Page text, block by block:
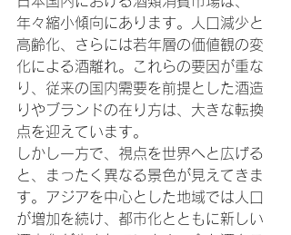
年々縮小傾向にあります。人口減少と
高齢化、さらには若年層の価値観の変
化による酒離れ。これらの要因が重な
り、従来の国内需要を前提とした酒造
りやブランドの在り方は、大きな転換
点を迎えています。
しかし一方で、視点を世界へと広げる
と、まったく異なる景色が見えてきま
す。アジアを中心とした地域では人口
が増加を続け、都市化とともに新しい